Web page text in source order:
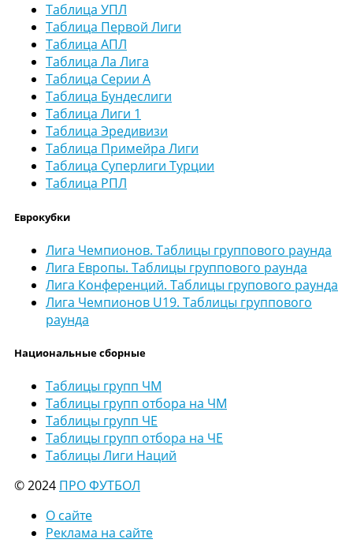
Таблица УПЛ
Таблица Первой Лиги
Таблица АПЛ
Таблица Ла Лига
Таблица Серии А
Таблица Бундеслиги
Таблица Лиги 1
Таблица Эредивизи
Таблица Примейра Лиги
Таблица Суперлиги Турции
Таблица РПЛ
Еврокубки
Лига Чемпионов. Таблицы группового раунда
Лига Европы. Таблицы группового раунда
Лига Конференций. Таблицы групового раунда
Лига Чемпионов U19. Таблицы группового
раунда
Национальные сборные
Таблицы групп ЧМ
Таблицы групп отбора на ЧМ
Таблицы групп ЧЕ
Таблицы групп отбора на ЧЕ
Таблицы Лиги Наций
© 2024 ПРО ФУТБОЛ
О сайте
Реклама на сайте